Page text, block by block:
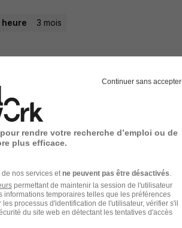
heure 3 mois
/ an
Continuer sans accepter
rendre votre recherche d’emploi ou de
plus efficace.
nos services et ne peuvent pas être désactivés
permettant de maintenir la session de l'utilisateur
temporaires telles que les préférences
processus d'identification de l'utilisateur, vérifier s'il
du site web en détectant les tentatives d'accès